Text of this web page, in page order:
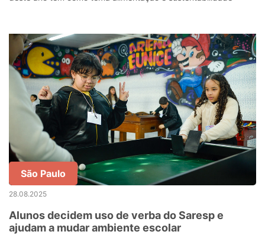
São Paulo
28.08.2025
Alunos decidem uso de verba do Saresp e
ajudam a mudar ambiente escolar